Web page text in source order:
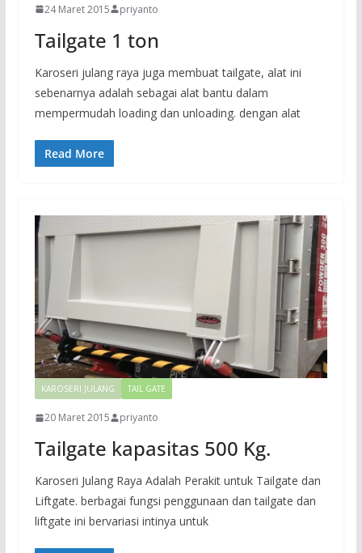
24 Maret 2015 priyanto
Tailgate 1 ton
Karoseri julang raya juga membuat tailgate, alat ini
sebenarnya adalah sebagai alat bantu dalam
mempermudah loading dan unloading. dengan alat
Read More
KAROSERI JULANG TAIL GATE
20 Maret 2015 priyanto
Tailgate kapasitas 500 Kg.
Karoseri Julang Raya Adalah Perakit untuk Tailgate dan
Liftgate. berbagai fungsi penggunaan dan tailgate dan
liftgate ini bervariasi intinya untuk